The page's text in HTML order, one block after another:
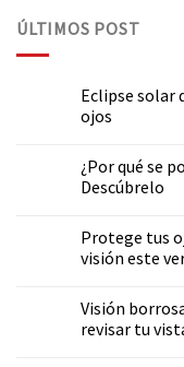
ÚLTIMOS POST
Eclipse solar
ojos
¿Por qué se
Descúbrelo
Protege tus
visión este
Visión
revisar tu